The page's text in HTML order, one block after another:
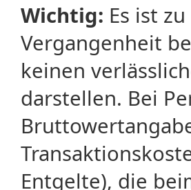
Wichtig: Es ist
Vergangenheit
keinen
darstellen. Bei
Entgelte), die